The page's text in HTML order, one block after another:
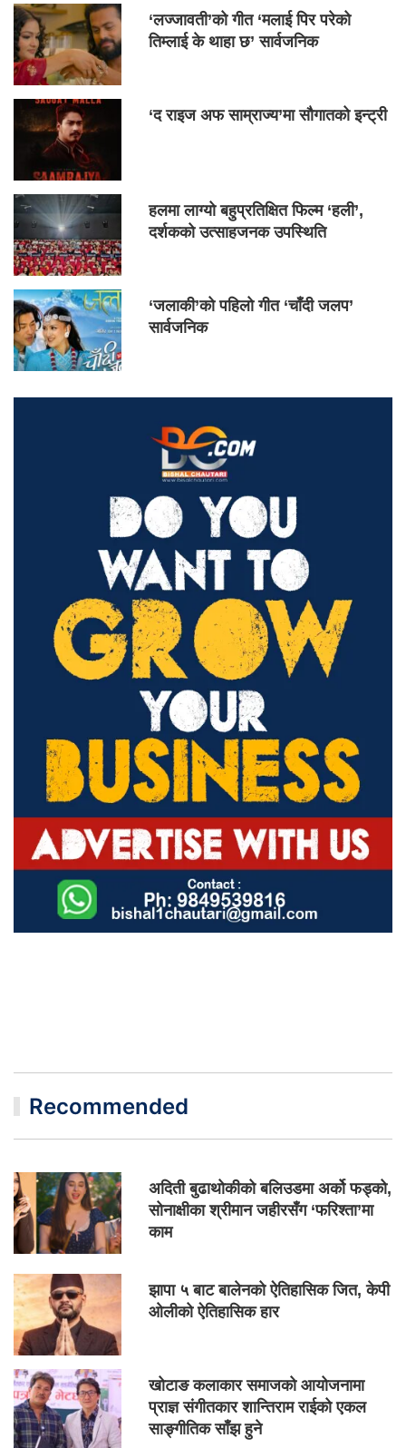
‘लज्जावती’को गीत ‘मलाई पिर परेको
तिम्लाई के थाहा छ’ सार्वजनिक
‘द राइज अफ साम्राज्य’मा सौगातको इन्ट्री
हलमा लाग्यो बहुप्रतिक्षित फिल्म ‘हली’,
दर्शकको उत्साहजनक उपस्थिति
‘जलाकी’को पहिलो गीत ‘चाँदी जलप’
सार्वजनिक
Recommended
अदिती बुढाथोकीको बलिउडमा अर्को फड्को,
सोनाक्षीका श्रीमान जहीरसँग ‘फरिश्ता’मा
काम
झापा ५ बाट बालेनको ऐतिहासिक जित, केपी
ओलीको ऐतिहासिक हार
खोटाङ कलाकार समाजको आयोजनामा
प्राज्ञ संगीतकार शान्तिराम राईको एकल
साङ्गीतिक साँझ हुने